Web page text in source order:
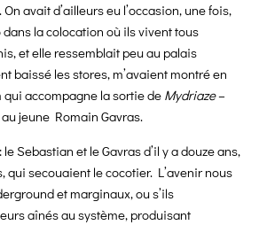
avait d’ailleurs eu l’occasion, une fois,
dans la colocation où ils vivent tous
et elle ressemblait peu au palais
baissé les stores, m’avaient montré en
accompagne la sortie de Mydriaze–
jeune Romain Gavras.
le Sebastian et le Gavras d’il y a douze ans,
qui secouaient le cocotier. L’avenir nous
et marginaux, ou s’ils
aînés au système, produisant